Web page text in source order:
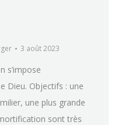
3 août 2023
s’impose
Dieu. Objectifs : une
une plus grande
sont très